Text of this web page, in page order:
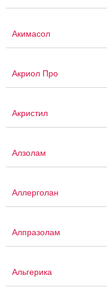
Акимасол
Акриол Про
Акристил
Алзолам
Аллерголан
Алпразолам
Альгерика